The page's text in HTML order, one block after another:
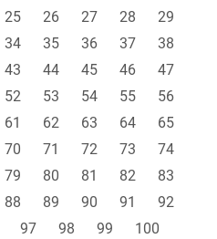
25 26 27 28
29
34 35 36 37
38
43 44 45 46
47
52 53 54 55
56
61 62 63 64
65
70 71 72 73
74
79 80 81 82
83
88 89 90 91
92
97 98 99
100